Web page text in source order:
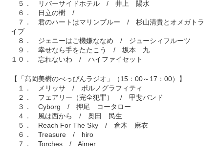
５． リバーサイドホテル / 井上 陽水
６． 日立の樹 /
７． 君のハートはマリンブルー / 杉山清貴とオメガトラ
イブ
８． ジェニーはご機嫌ななめ / ジューシィフルーツ
９． 幸せなら手をたたこう / 坂本 九
１０． 忘れないわ / ハイファイセット
【「髙岡美樹のべっぴんラジオ」（15：00～17：00）】
１． メリッサ / ポルノグラフィティ
２． フェアリー（完全犯罪） / 甲斐バンド
３． Cyborg / 押尾 コータロー
４． 風は西から / 奥田 民生
５． Reach For The Sky / 倉木 麻衣
６． Treasure / hiro
７． Torches / Aimer